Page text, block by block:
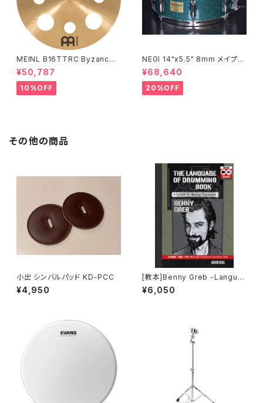
MEINL B16TTRC Byzance
Traditional Trash Crash 16"
¥50,787
10%OFF
NEGI 14"x5.5" 8mm メイプル
MR1455PI8-S2DMS
¥68,640
20%OFF
その他の商品
小出 シンバルパッド KD-PCC
¥4,950
[教本]Benny Greb -Langua
ge of Drumming-日本語翻訳
版
¥6,050